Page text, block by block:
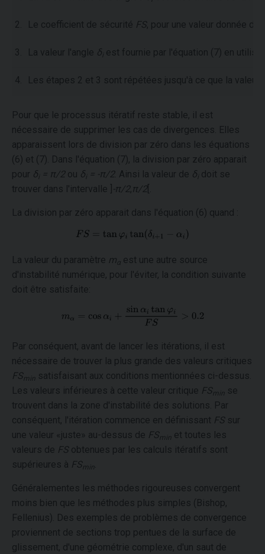
2. Le coefficient de sécurité FS, pour une valeur donnée de
3. La valeur l'angle δ est fournie par l'équation (7) en
4. Les étapes 2 et 3 sont répétées jusqu'à ce que la valeur
Pour que le processus itératif reste stable, il est
nécessaire de supprimer les cas de divergences. Elles
apparaissent lors de division par zéro dans les équations
(6) et (7). Dans l'équation (7), la division par zéro apparait
pour δi = π/2ou δi = -π/2. Ainsi la valeur de δi doit se
trouver dans l'intervalle ]
-π/2,π/2
La division par zéro apparait dans l'équation (6) quand :
La valeur du paramètre mα est une autre source
d'instabilité numérique, pour l'éviter, la condition suivante
doit être satisfaite:
Par conséquent, avant de lancer les itérations, il est
nécessaire de trouver la plus grande des valeurs critiques
FSmin satisfaisant aux conditions mentionnées ci-dessus.
Les valeurs inférieures à cette valeur critique FSmin se
trouvent dans la zone d'instabilité des solutions. Par
conséquent, l'itération commence en définissant FS sur
une valeur «juste» au-dessus de FSmin et toutes les
valeurs de FS obtenues par les calculs itératifs sont
supérieures à FSmin
Généralementes les méthodes rigoureuses convergent
moins bien que les méthodes plus simples (Bishop,
Fellenius). Des exemples de problèmes de convergence
proviennent de sections trop pentues de la surface de
glissement, d'une géométrie complexe, d'un saut de